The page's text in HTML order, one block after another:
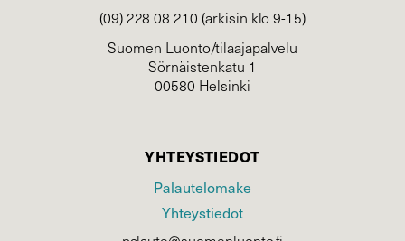
(09) 228 08 210 (arkisin klo 9-15)
Suomen Luonto/tilaajapalvelu
Sörnäistenkatu 1
00580 Helsinki
YHTEYSTIEDOT
Palautelomake
Yhteystiedot